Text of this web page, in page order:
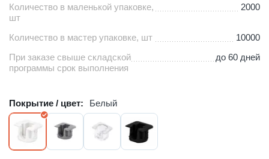
Количество в маленькой упаковке,
шт
2000
Количество в мастер упаковке, шт
10000
При заказе свыше складской
программы срок выполнения
до 60 дней
Покрытие / цвет: Белый